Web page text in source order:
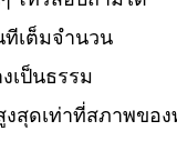
เต็มจำนวน
เป็นธรรม
สุดเท่าที่สภาพขอ